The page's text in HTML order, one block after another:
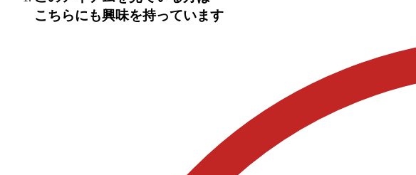
こちらにも興味を持っています